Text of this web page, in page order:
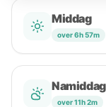
Middag
over 6h 57m
Namiddag
over 11h 2m